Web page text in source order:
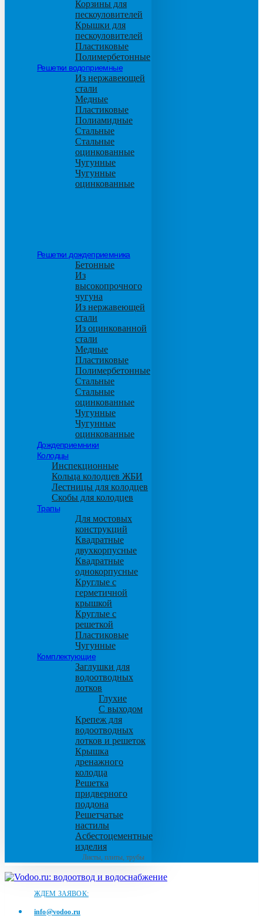
Корзины для
пескоуловителей
Крышки для
пескоуловителей
Пластиковые
Полимербетонные
Решетки водоприемные
Из нержавеющей
стали
Медные
Пластиковые
Полиамидные
Стальные
Стальные
оцинкованные
Чугунные
Чугунные
оцинкованные
Решетки дождеприемника
Бетонные
Из
высокопрочного
чугуна
Из нержавеющей
стали
Из оцинкованной
стали
Медные
Пластиковые
Полимербетонные
Стальные
Стальные
оцинкованные
Чугунные
Чугунные
оцинкованные
Дождеприемники
Колодцы
Инспекционные
Кольца колодцев ЖБИ
Лестницы для колодцев
Скобы для колодцев
Трапы
Для мостовых
конструкций
Квадратные
двухкорпусные
Квадратные
однокорпусные
Круглые с
герметичной
крышкой
Круглые с
решеткой
Пластиковые
Чугунные
Комплектующие
Заглушки для
водоотводных
лотков
Глухие
С выходом
Крепеж для
водоотводных
лотков и решеток
Крышка
дренажного
колодца
Решетка
придверного
поддона
Решетчатые
настилы
Асбестоцементные
изделия
Листы, плиты, трубы
ЖДЕМ ЗАЯВОК:
info@vodoo.ru